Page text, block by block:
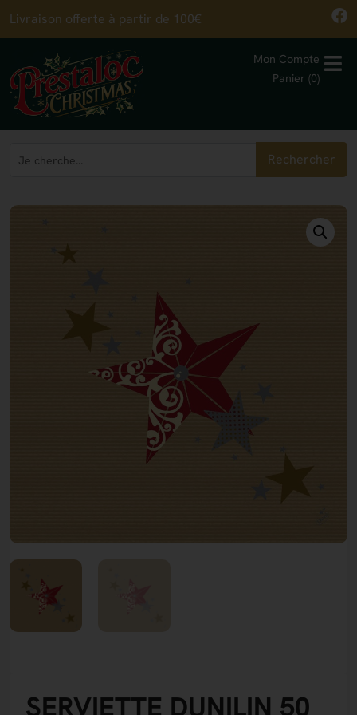
Livraison offerte à partir de 100€
Mon Compte
Panier (0)
Rechercher
SERVIETTE DUNILIN 50